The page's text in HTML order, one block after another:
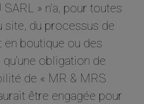
» n’a, pour toutes
site, du processus de
boutique ou des
obligation de
de « MR & MRS
être engagée pour